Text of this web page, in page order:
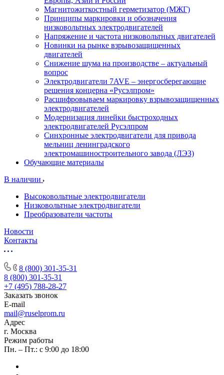
Магнитожиткостный герметизатор (МЖГ)
Принципы маркировки и обозначения
низковольтных электродвигателей
Напряжение и частота низковольтных двигателей
Новинки на рынке взрывозащищенных
двигателей
Снижение шума на производстве – актуальный
вопрос
Электродвигатели 7AVE – энергосберегающие
решения концерна «Русэлпром»
Расшифровываем маркировку взрывозащищенных
электродвигателей
Модернизация линейки быстроходных
электродвигателей Русэлпром
Синхронные электродвигатели для привода
мельниц ленинградского
электромашиностроительного завода (ЛЭЗ)
Обучающие материалы
В наличии
Высоковольтные электродвигатели
Низковольтные электродвигатели
Преобразователи частоты
Новости
Контакты
8 (800) 301-35-31
8 (800) 301-35-31
+7 (495) 788-28-27
Заказать звонок
E-mail
mail@ruselprom.ru
Адрес
г. Москва
Режим работы
Пн. – Пт.: с 9:00 до 18:00